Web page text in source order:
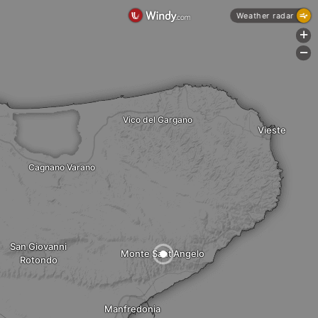
Manfredonia
Monte Sant'Angelo
Vico del Gargano
San Giovanni
Rotondo
Cagnano Varano
Vieste
Weather radar
+
-